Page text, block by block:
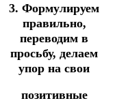
3. Формулируем
правильно,
переводим в
просьбу, делаем
упор на свои
позитивные